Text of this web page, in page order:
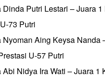
Dinda Putri Lestari – Juara 1
73 Putri
Nyoman Aing Keysa Nanda
U-57 Putri
Abi Nidya Ira Wati – Juara 1